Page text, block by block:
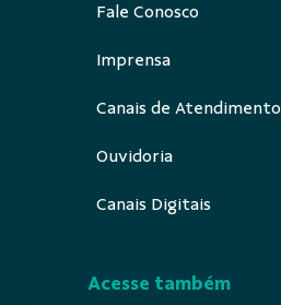
Fale Conosco
Imprensa
Canais de Atendimento
Ouvidoria
Canais Digitais
Acesse também